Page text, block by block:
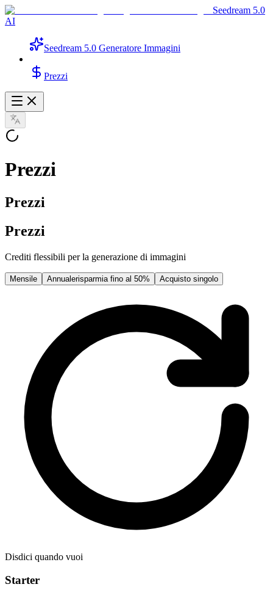
Seedream 5.0
AI
Seedream 5.0 Generatore Immagini
Prezzi
Prezzi
Prezzi
Prezzi
Crediti flessibili per la generazione di immagini
Mensile Annualerisparmia fino al 50% Acquisto singolo
Disdici quando vuoi
Starter